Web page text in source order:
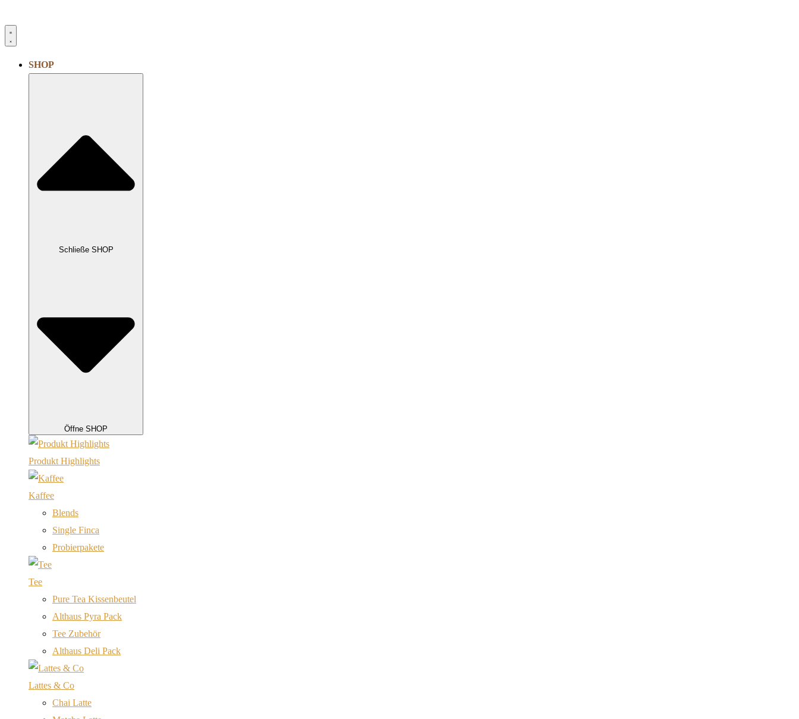
SHOP
Schließe SHOP
Öffne SHOP
Produkt Highlights
Kaffee
Blends
Single Finca
Probierpakete
Tee
Pure Tea Kissenbeutel
Althaus Pyra Pack
Tee Zubehör
Althaus Deli Pack
Lattes & Co
Chai Latte